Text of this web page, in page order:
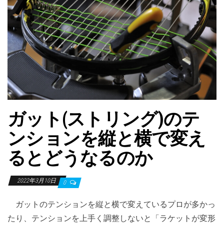
ガット(ストリング)のテ
ンションを縦と横で変え
るとどうなるのか
2022年3月10日 0
ガットのテンションを縦と横で変えているプロが多かっ
たり、テンションを上手く調整しないと「ラケットが変形